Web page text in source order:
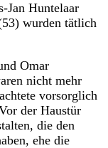
Jan Huntelaar
wurden tätlich
Omar
nicht mehr
vorsorglich
der Haustür
die den
ehe die